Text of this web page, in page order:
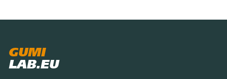
GUMI
LAB.EU